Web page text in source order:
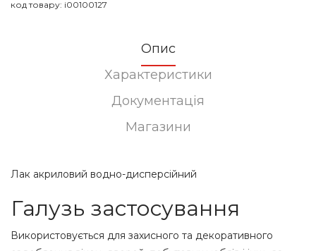
код товару: i00100127
Опис
Характеристики
Документація
Магазини
Лак акриловий водно-дисперсійний
Галузь застосування
Використовується для захисного та декоративного